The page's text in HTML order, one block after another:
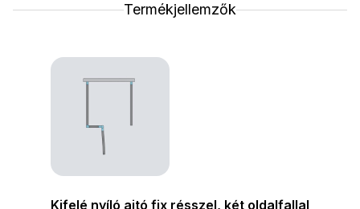
Termékjellemzők
Kifelé nyíló ajtó fix résszel, két oldalfallal